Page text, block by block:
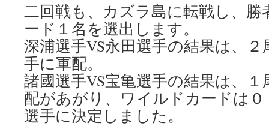
二回戦も、カズラ島に転戦し、
ード１名を選出します。
深浦選手VS永田選手の結果は、
手に軍配。
諸國選手VS宝亀選手の結果は、
配があがり、ワイルドカードは
選手に決定しました。